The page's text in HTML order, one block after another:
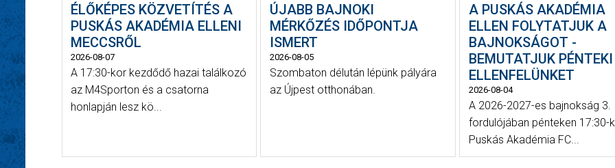
ÉLŐKÉPES KÖZVETÍTÉS A
PUSKÁS AKADÉMIA ELLENI
MECCSRŐL
2026-08-07
A 17:30-kor kezdődő hazai találkozó
az M4Sporton és a csatorna
honlapján lesz kö...
ÚJABB BAJNOKI
MÉRKŐZÉS IDŐPONTJA
ISMERT
2026-08-05
Szombaton délután lépünk pályára
az Újpest otthonában.
A PUSKÁS AKADÉMIA
ELLEN FOLYTATJUK A
BAJNOKSÁGOT -
BEMUTATJUK PÉNTEKI
ELLENFELÜNKET
2026-08-04
A 2026-2027-es bajnokság 3.
fordulójában pénteken 17:30-
Puskás Akadémia FC...